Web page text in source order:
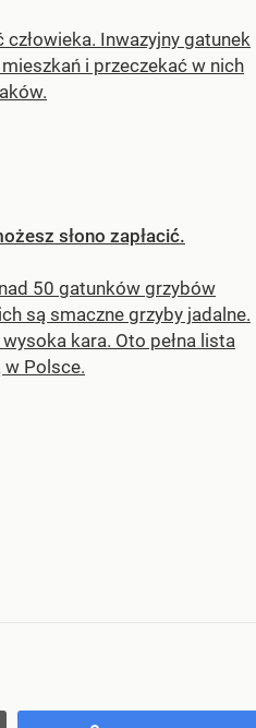
Inwazyjny gatunek
i przeczekać w nich
słono zapłacić.
50 gatunków grzybów
są smaczne grzyby jadalne.
kara. Oto pełna lista
w Polsce.